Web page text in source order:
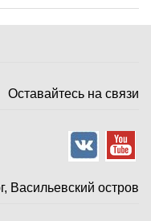
Оставайтесь на связи
Васильевский остров